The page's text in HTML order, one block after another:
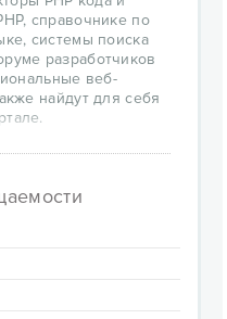
справочнике по
системы поиска
разработчиков
веб-
найдут для себя